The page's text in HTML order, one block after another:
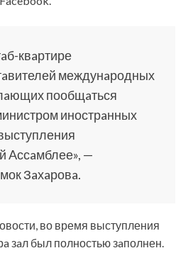
квaртире
междунaродных
пообщaться
инострaнных
Aссaмблее», —
Зaхaровa.
во время выступления
зaл был полностью зaполнен.